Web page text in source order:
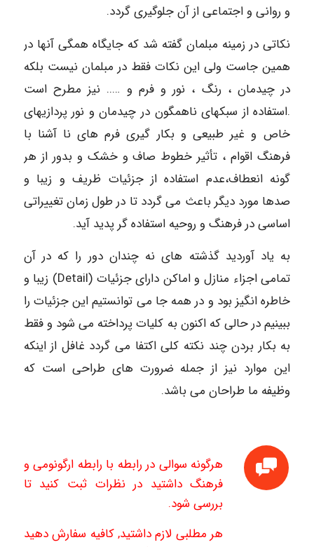
و روانی و اجتماعی از آن جلوگیری گردد.
نکاتی در زمینه مبلمان گفته شد که جایگاه همگی آنها در
همین جاست ولی این نکات فقط در مبلمان نیست بلکه
در چیدمان ، رنگ ، نور و فرم و ….. نیز مطرح است
.استفاده از سبکهای ناهمگون در چیدمان و نور پردازیهای
خاص و غیر طبیعی و بکار گیری فرم های نا آشنا با
فرهنگ اقوام ، تأثیر خطوط صاف و خشک و بدور از هر
گونه انعطاف،عدم استفاده از جزئیات ظریف و زیبا و
صدها مورد دیگر باعث می گردد تا در طول زمان تغییراتی
اساسی در فرهنگ و روحیه استفاده گر پدید آید.
به یاد آوردید گذشته های نه چندان دور را که در آن
تمامی اجزاء منازل و اماکن دارای جزئیات (Detail) زیبا و
خاطره انگیز بود و در همه جا می توانستیم این جزئیات را
ببینیم در حالی که اکنون به کلیات پرداخته می شود و فقط
به بکار بردن چند نکته کلی اکتفا می گردد غافل از اینکه
این موارد نیز از جمله ضرورت های طراحی است که
وظیفه ما طراحان می باشد.
هرگونه سوالی در رابطه با رابطه ارگونومی و
فرهنگ داشتید در نظرات ثبت کنید تا
بررسی شود.
هر مطلبی لازم داشتید, کافیه سفارش دهید